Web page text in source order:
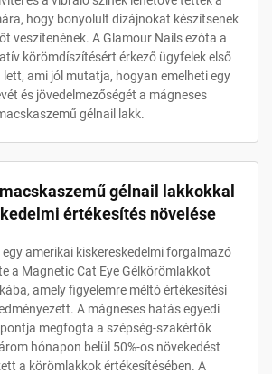
hogy bonyolult dizájnokat készítsenek
veszítenének. A Glamour Nails ezóta a
körömdíszítésért érkező ügyfelek első
ami jól mutatja, hogyan emelheti egy
és jövedelmezőségét a mágneses
gélnail lakk.
gélnail lakkokkal
értékesítés növelése
egy amerikai kiskereskedelmi forgalmazó
a Magnetic Cat Eye Gélkörömlakkot
amely figyelemre méltó értékesítési
A mágneses hatás egyedi
megfogta a szépség-szakértők
hónapon belül 50%-os növekedést
a körömlakkok értékesítésében. A